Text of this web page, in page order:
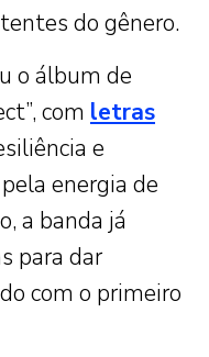
do gênero.
o álbum de
com letras
e
energia de
a banda já
para dar
com o primeiro